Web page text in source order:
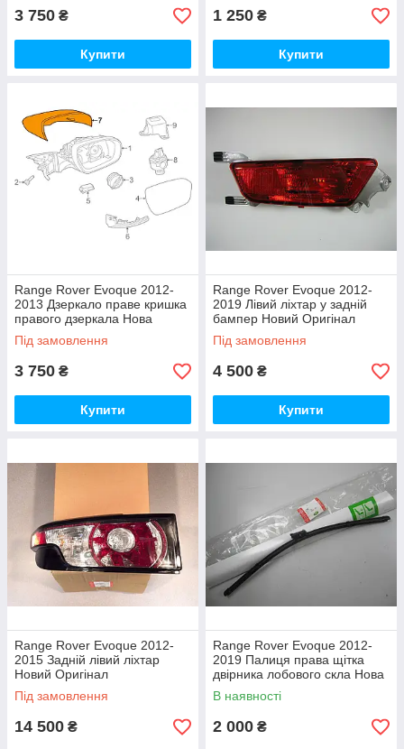
3 750 ₴
Купити
1 250 ₴
Купити
Range Rover Evoque 2012-
2013 Дзеркало праве кришка
правого дзеркала Нова
Оригінал
Під замовлення
3 750 ₴
Купити
Range Rover Evoque 2012-
2019 Лівий ліхтар у задній
бампер Новий Оригінал
Під замовлення
4 500 ₴
Купити
Range Rover Evoque 2012-
2015 Задній лівий ліхтар
Новий Оригінал
Під замовлення
14 500 ₴
Range Rover Evoque 2012-
2019 Палиця права щітка
двірника лобового скла Нова
Оригінальна
В наявності
2 000 ₴